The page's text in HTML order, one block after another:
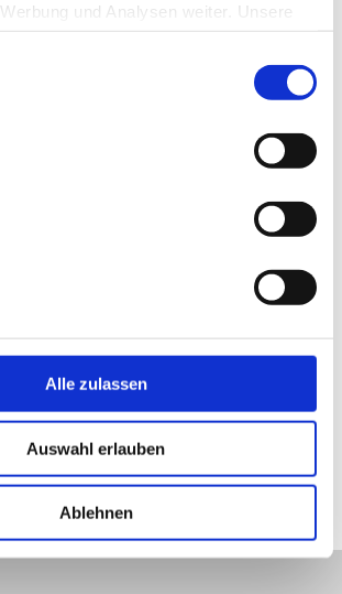
und Analysen weiter. Unsere
Informationen möglicherweise mit
die Sie ihnen bereitgestellt
im Rahmen Ihrer Nutzung der Dienste
Alle zulassen
Auswahl erlauben
Ablehnen
am See
See
Sie uns